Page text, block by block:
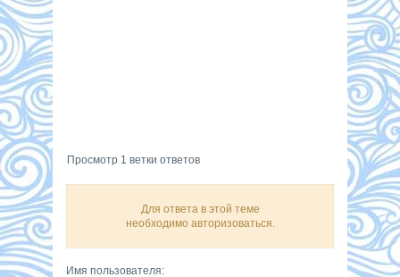
Просмотр 1 ветки ответов
Для ответа в этой теме
необходимо авторизоваться.
Имя пользователя: